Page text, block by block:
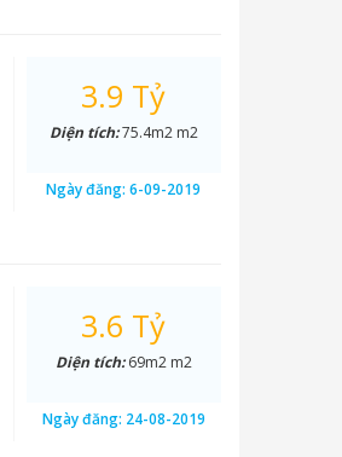
3.9 Tỷ
Diện tích:75.4m2 m2
Ngày đăng:6-09-2019
3.6 Tỷ
Diện tích:69m2 m2
Ngày đăng: 24-08-2019